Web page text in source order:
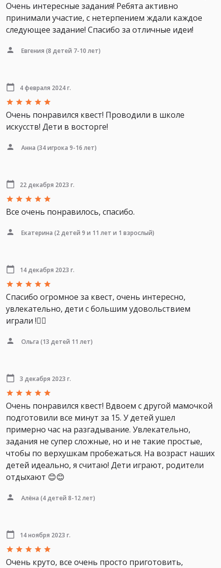
Очень интересные задания! Ребята активно
принимали участие, с нетерпением ждали каждое
следующее задание! Спасибо за отличные идеи!
Евгения (8 детей 7-10 лет)
4 февраля 2024 г.
Очень понравился квест! Проводили в школе
искусств! Дети в восторге!
Анна (34 игрока 9-16 лет)
22 декабря 2023 г.
Все очень понравилось, спасибо.
Екатерина (2 детей 9 и 11 лет и 1 взрослый)
14 декабря 2023 г.
Спасибо огромное за квест, очень интересно,
увлекательно, дети с большим удовольствием
играли !👍🏻
Ольга (13 детей 11 лет)
3 декабря 2023 г.
Очень понравился квест! Вдвоем с другой мамочкой
подготовили все минут за 15. У детей ушел
примерно час на разгадывание. Увлекательно,
задания не супер сложные, но и не такие простые,
чтобы по верхушкам пробежаться. На возраст наших
детей идеально, я считаю! Дети играют, родители
отдыхают 😊😊
Алёна (4 детей 8-12 лет)
14 ноября 2023 г.
Очень круто, все очень просто приготовить,